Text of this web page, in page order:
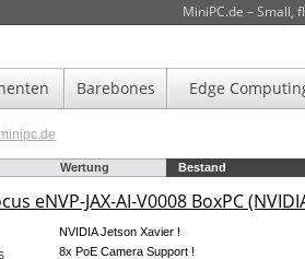
MiniPC.de – Small,
Barebones Edge
minipc.de
Wertung Bestand
eNVP-JAX-AI-V0008 BoxPC
NVIDIA Jetson Xavier !
8x PoE Camera Support !